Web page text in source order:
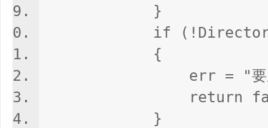
}
if
{
err = "要压缩的文
return
}